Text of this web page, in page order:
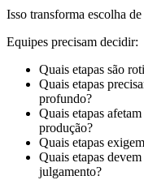
Isso transforma escolha
Equipes precisam decidir:
Quais etapas são
Quais etapas
profundo?
Quais etapas
produção?
Quais etapas
Quais etapas
julgamento?